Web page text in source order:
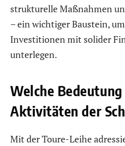
strukturelle Maßnahmen
– ein wichtiger Baustein,
Investitionen mit solider
unterlegen.
Welche
Aktivitäten der
Mit der Toure-Leihe